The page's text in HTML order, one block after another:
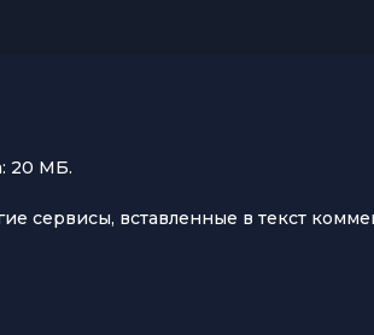
20 МБ.
сервисы, вставленные в текст